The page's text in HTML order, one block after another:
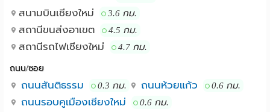
รายละเอียดห้อง
อุ่น
2. โต๊ะ เก้าอี้ ตู้เซฟ กระจก ถังขยะ ราวตากผ้า
สนามบินเชียงใหม่ 3.6 กม.
สถานีขนส่งอาเขต 4.5 กม.
สถานีรถไฟเชียงใหม่ 4.7 กม.
ถนน/ซอย
ถนนสันติธรรม 0.3 กม. ถนนห้วยแก้ว 0.6 กม.
ถนนรอบคูเมืองเชียงใหม่ 0.6 กม.